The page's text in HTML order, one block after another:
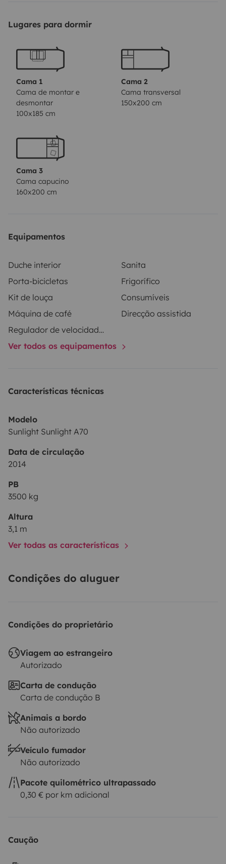
Lugares para dormir
Cama 1
Cama de montar e
desmontar
100x185 cm
Cama 2
Cama transversal
150x200 cm
Cama 3
Cama capucino
160x200 cm
Equipamentos
Duche interior
Sanita
Porta-bicicletas
Frigorífico
Kit de louça
Consumíveis
Máquina de café
Direcção assistida
Regulador de velocidade / Cruise Control
Ver todos os equipamentos
Características técnicas
Modelo
Sunlight Sunlight A70
Data de circulação
2014
PB
3500 kg
Altura
3,1 m
Ver todas as características
Condições do aluguer
Condições do proprietário
Viagem ao estrangeiro
Autorizado
Carta de condução
Carta de condução B
Animais a bordo
Não autorizado
Veículo fumador
Não autorizado
Pacote quilométrico ultrapassado
0,30 € por km adicional
Caução